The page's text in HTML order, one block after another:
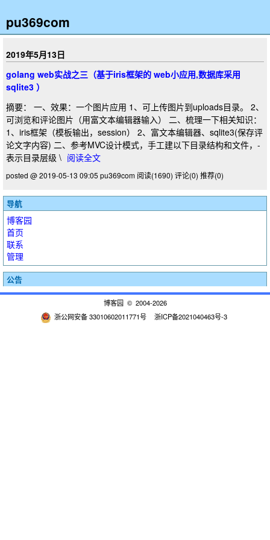
pu369com
2019年5月13日
golang web实战之三（基于iris框架的 web小应用,数据库采用
sqlite3 ）
摘要： 一、效果：一个图片应用 1、可上传图片到uploads目录。 2、
可浏览和评论图片（用富文本编辑器输入） 二、梳理一下相关知识：
1、iris框架（模板输出，session） 2、富文本编辑器、sqlite3(保存评
论文字内容) 二、参考MVC设计模式，手工建以下目录结构和文件，-
表示目录层级 \ 阅读全文
posted @ 2019-05-13 09:05 pu369com 阅读(1690) 评论(0) 推荐(0)
导航
博客园
首页
联系
管理
公告
博客园© 2004-2026
浙公网安备 33010602011771号
浙ICP备2021040463号-3